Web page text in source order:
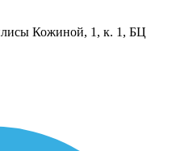
Кожиной, 1, к. 1, БЦ